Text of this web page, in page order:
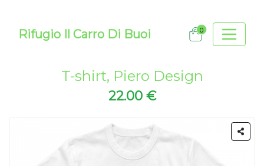
Rifugio Il Carro Di Buoi 0
T-shirt, Piero Design
22.00 €